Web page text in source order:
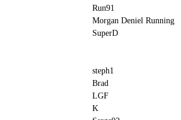
Run91
Morgan Deniel Running
SuperD
steph1
Brad
LGF
K